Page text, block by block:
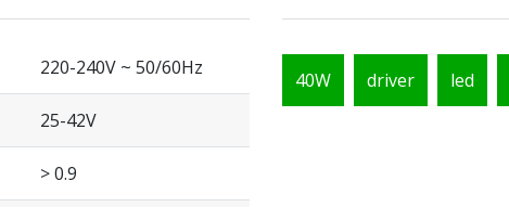
220-240V ~ 50/60Hz
25-42V
> 0.9
40W driver led